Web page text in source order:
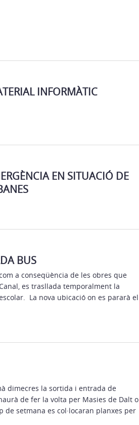
INFORMÀTIC
EN SITUACIÓ DE
BUS
a conseqüència de les obres que
es trasllada temporalment la
La nova ubicació on es pararà el
dimecres la sortida i entrada de
de fer la volta per Masies de Dalt o
setmana es col·locaran planxes per